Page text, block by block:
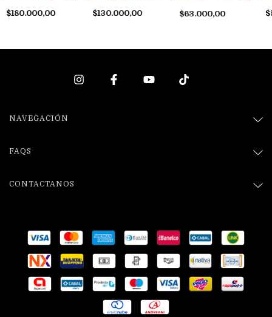
$180.000,00 $130.000,00 $63.000,00
NAVEGACIÓN
FAQS
CONTACTANOS